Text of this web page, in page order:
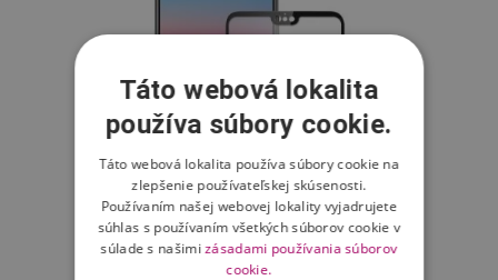
Táto webová lokalita
používa súbory cookie.
Táto webová lokalita používa súbory cookie na
zlepšenie používateľskej skúsenosti.
Používaním našej webovej lokality vyjadrujete
súhlas s používaním všetkých súborov cookie v
súlade s našimizásadami používania súborov
cookie.